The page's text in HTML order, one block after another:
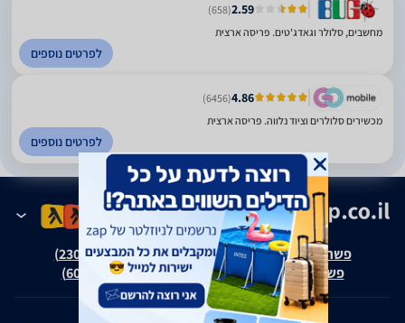
2.59
(658)
מחשבים, סלולר וגאדג'טים. פריסה ארצית
לפרטים נוספים
4.86
(6456)
מכשירים סלולרים וציוד נלווה. פריסה ארצית
לפרטים נוספים
פשרה בת"צ אבנצ'יק נ' זאפ גרופ (ת"צ 23008-08-20)
פשרה בת"צ כהנים נ' זאפ גרופ (ת"צ 60371-12-19)